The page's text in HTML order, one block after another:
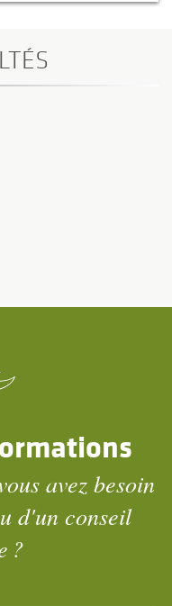
avez besoin
d'un conseil
?